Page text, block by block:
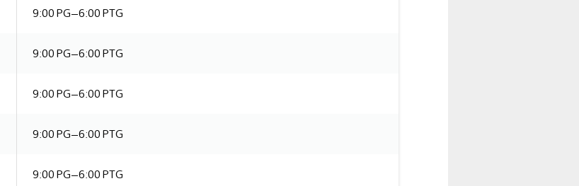
9:00 PG–6:00 PTG
9:00 PG–6:00 PTG
9:00 PG–6:00 PTG
9:00 PG–6:00 PTG
9:00 PG–6:00 PTG